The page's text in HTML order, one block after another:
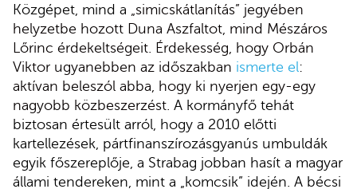
Közgépet, mind a „simicskátlanítás” jegyében
helyzetbe hozott Duna Aszfaltot, mind Mészáros
Lőrinc érdekeltségeit. Érdekesség, hogy Orbán
Viktor ugyanebben az időszakban ismerte el:
aktívan beleszól abba, hogy ki nyerjen egy-egy
nagyobb közbeszerzést. A kormányfő tehát
biztosan értesült arról, hogy a 2010 előtti
kartellezések, pártfinanszírozásgyanús umbuldák
egyik főszereplője, a Strabag jobban hasít a magyar
állami tendereken, mint a „komcsik” idején. A bécsi